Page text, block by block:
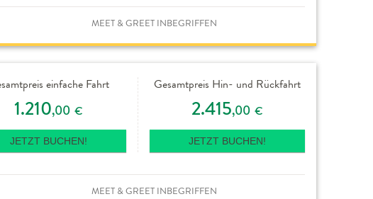
MEET & GREET INBEGRIFFEN
einfache Fahrt
1.210,00 €
JETZT BUCHEN!
Gesamtpreis Hin- und Rückfahrt
2.415,00 €
JETZT BUCHEN!
MEET & GREET INBEGRIFFEN